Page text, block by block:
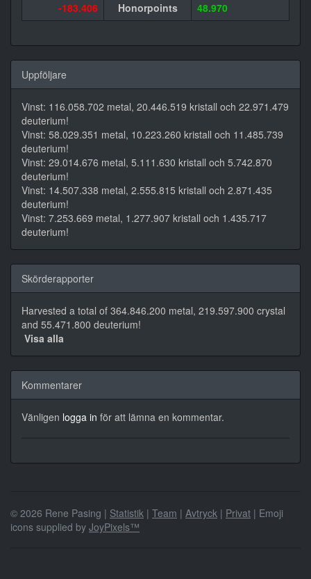
-183.406
Honorpoints 48.970
Uppföljare
Vinst: 116.058.702 metal, 20.446.519 kristall och 22.971.479
deuterium!
Vinst: 58.029.351 metal, 10.223.260 kristall och 11.485.739
deuterium!
Vinst: 29.014.676 metal, 5.111.630 kristall och 5.742.870
deuterium!
Vinst: 14.507.338 metal, 2.555.815 kristall och 2.871.435
deuterium!
Vinst: 7.253.669 metal, 1.277.907 kristall och 1.435.717
deuterium!
Skörderapporter
Harvested a total of 364.846.200 metal, 219.597.900 crystal
and 55.471.800 deuterium!
Visa alla
Kommentarer
Vänligen logga in för att lämna en kommentar.
© 2026 Rene Pasing | Statistik | Team | Avtryck | Privat | Emoji
icons supplied by JoyPixels™